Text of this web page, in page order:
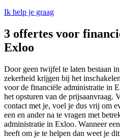
Ik help je graag
3 offertes voor
Exloo
Door geen twijfel te laten bestaan
zekerheid krijgen bij het
voor de financiële administratie in
het opsturen van de prijsaanvraag.
contact met je, voel je dus vrij om
een en ander na te vragen met
administratie in Exloo. Wanneer
heeft om je te helpen dan weet je